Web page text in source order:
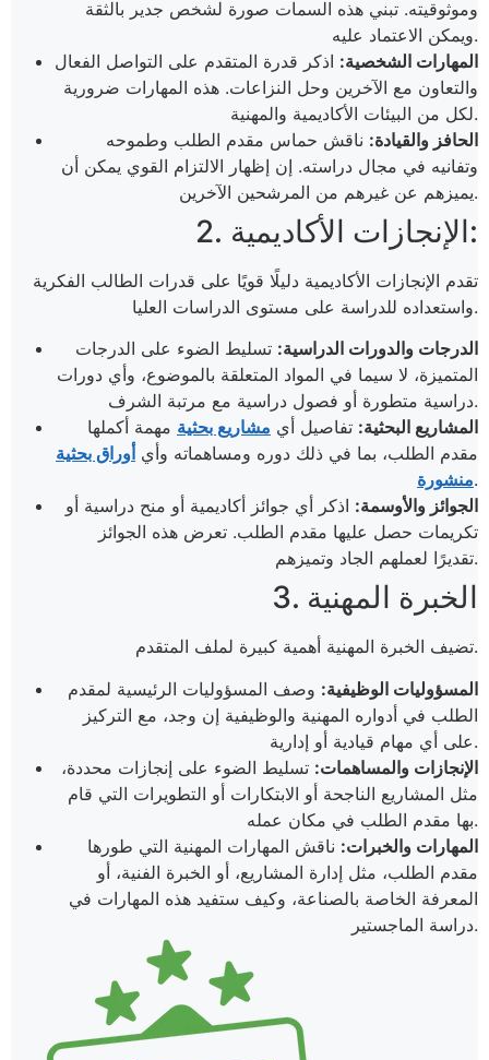
وموثوقيته. تبني هذه السمات صورة لشخص جدير بالثقة
ويمكن الاعتماد عليه.
المهارات الشخصية: اذكر قدرة المتقدم على التواصل الفعال
والتعاون مع الآخرين وحل النزاعات. هذه المهارات ضرورية
لكل من البيئات الأكاديمية والمهنية.
الحافز والقيادة: ناقش حماس مقدم الطلب وطموحه
وتفانيه في مجال دراسته. إن إظهار الالتزام القوي يمكن أن
يميزهم عن غيرهم من المرشحين الآخرين.
2. الإنجازات الأكاديمية:
تقدم الإنجازات الأكاديمية دليلًا قويًا على قدرات الطالب الفكرية
واستعداده للدراسة على مستوى الدراسات العليا.
الدرجات والدورات الدراسية: تسليط الضوء على الدرجات
المتميزة، لا سيما في المواد المتعلقة بالموضوع، وأي دورات
دراسية متطورة أو فصول دراسية مع مرتبة الشرف.
المشاريع البحثية: تفاصيل أي مشاريع بحثية مهمة أكملها
مقدم الطلب، بما في ذلك دوره ومساهماته وأي أوراق بحثية
منشورة.
الجوائز والأوسمة: اذكر أي جوائز أكاديمية أو منح دراسية أو
تكريمات حصل عليها مقدم الطلب. تعرض هذه الجوائز
تقديرًا لعملهم الجاد وتميزهم.
3. الخبرة المهنية
تضيف الخبرة المهنية أهمية كبيرة لملف المتقدم.
المسؤوليات الوظيفية: وصف المسؤوليات الرئيسية لمقدم
الطلب في أدواره المهنية والوظيفية إن وجد، مع التركيز
على أي مهام قيادية أو إدارية.
الإنجازات والمساهمات: تسليط الضوء على إنجازات محددة،
مثل المشاريع الناجحة أو الابتكارات أو التطويرات التي قام
بها مقدم الطلب في مكان عمله.
المهارات والخبرات: ناقش المهارات المهنية التي طورها
مقدم الطلب، مثل إدارة المشاريع، أو الخبرة الفنية، أو
المعرفة الخاصة بالصناعة، وكيف ستفيد هذه المهارات في
دراسة الماجستير.